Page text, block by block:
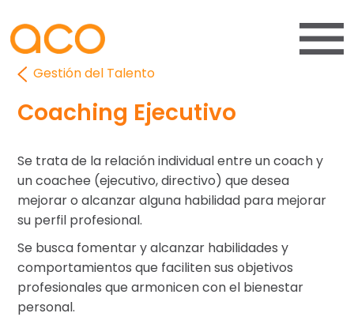
Gestión del Talento
Coaching Ejecutivo
Se trata de la relación individual entre un coach y
un coachee (ejecutivo, directivo) que desea
mejorar o alcanzar alguna habilidad para mejorar
su perfil profesional.
Se busca fomentar y alcanzar habilidades y
comportamientos que faciliten sus objetivos
profesionales que armonicen con el bienestar
personal.